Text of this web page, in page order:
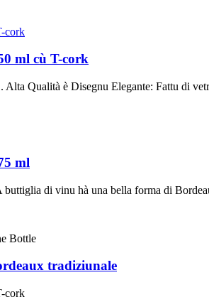
ml cù T-cork
Qualità è Disegnu Elegante: Fattu di
ml
di vinu hà una bella forma di
tradiziunale